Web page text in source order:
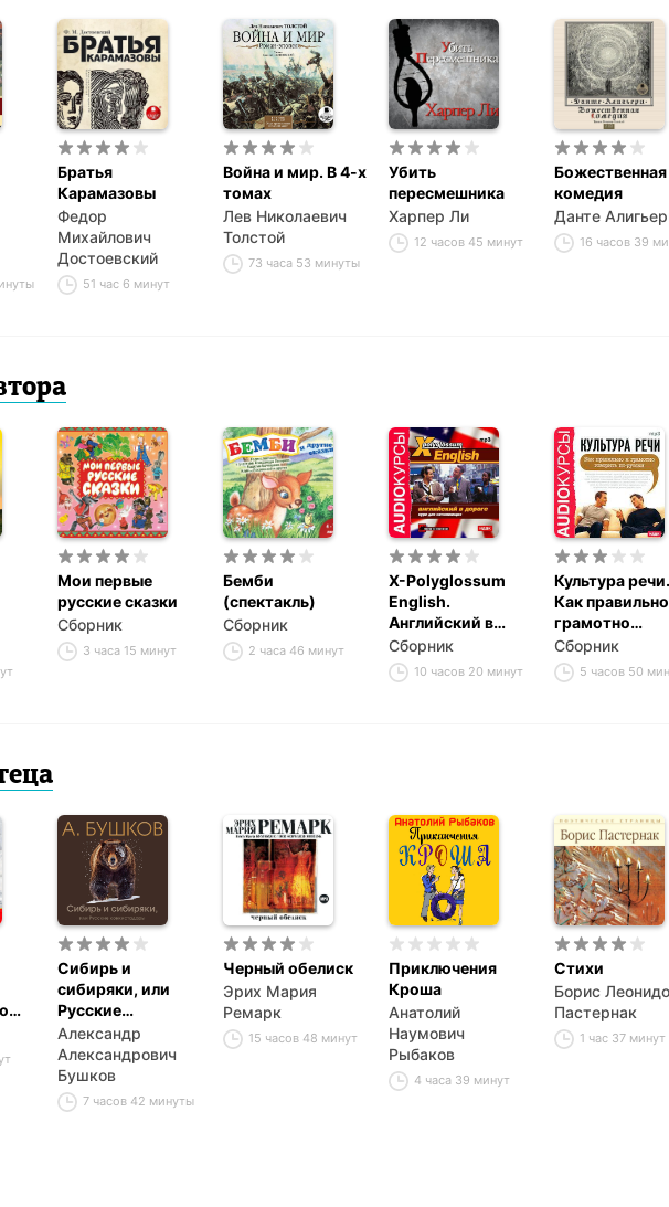
Братья
Карамазовы
Федор
Михайлович
Достоевский
51 час 6 минут
Война и мир. В 4-х
томах
Лев Николаевич
Толстой
73 часа 53 минуты
Убить
пересмешника
Харпер Ли
12 часов 45 минут
Божественная
комедия
Данте
16 часов 39
Мои первые
русские сказки
Сборник
3 часа 15 минут
Бемби
(спектакль)
Сборник
2 часа 46 минут
X-Polyglossum
English.
Английский в
дороге. Курс для
начинающих
Сборник
10 часов 20 минут
Культура речи.
Как
грамотно
говорить по-
русски
Сборник
5 часов 50
Сибирь и
сибиряки, или
Русские
конкистадоры
Александр
Александрович
Бушков
7 часов 42 минуты
Черный обелиск
Эрих Мария
Ремарк
15 часов 48 минут
Приключения
Кроша
Анатолий
Наумович
Рыбаков
4 часа 39 минут
Стихи
Борис
Пастернак
1 час 37 минут